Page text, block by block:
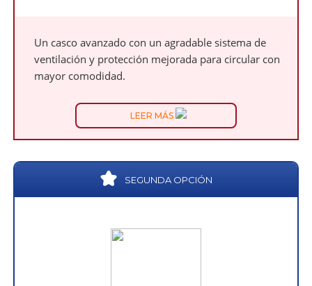
Un casco avanzado con un agradable sistema de
ventilación y protección mejorada para circular con
mayor comodidad.
LEER MÁS
SEGUNDA OPCIÓN